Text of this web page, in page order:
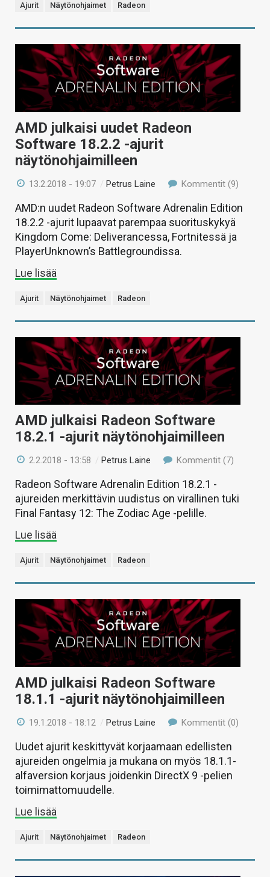
Ajurit Näytönohjaimet Radeon
AMD julkaisi uudet Radeon
Software 18.2.2 -ajurit
näytönohjaimilleen
13.2.2018 - 19:07 /Petrus Laine Kommentit (9)
AMD:n uudet Radeon Software Adrenalin Edition
18.2.2 -ajurit lupaavat parempaa suorituskykyä
Kingdom Come: Deliverancessa, Fortnitessä ja
PlayerUnknown’s Battlegroundissa.
Lue lisää
Ajurit Näytönohjaimet Radeon
AMD julkaisi Radeon Software
18.2.1 -ajurit näytönohjaimilleen
2.2.2018 - 13:58 / Petrus Laine Kommentit (7)
Radeon Software Adrenalin Edition 18.2.1 -
ajureiden merkittävin uudistus on virallinen tuki
Final Fantasy 12: The Zodiac Age -pelille.
Lue lisää
Ajurit Näytönohjaimet Radeon
AMD julkaisi Radeon Software
18.1.1 -ajurit näytönohjaimilleen
19.1.2018 - 18:12 /Petrus Laine Kommentit (0)
Uudet ajurit keskittyvät korjaamaan edellisten
ajureiden ongelmia ja mukana on myös 18.1.1-
alfaversion korjaus joidenkin DirectX 9 -pelien
toimimattomuudelle.
Lue lisää
Ajurit Näytönohjaimet Radeon